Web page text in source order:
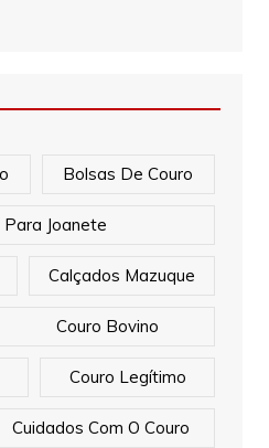
Bolsas De Couro
Joanete
Calçados Mazuque
Couro Bovino
Couro Legítimo
Cuidados Com O Couro